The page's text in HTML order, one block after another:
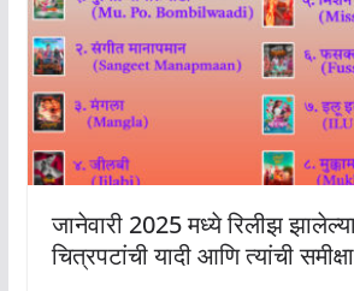
जानेवारी 2025 मध्ये रिलीझ
चित्रपटांची यादी आणि त्यांची समीक्षा